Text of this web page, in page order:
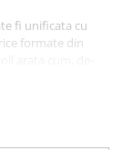
fi unificata cu
formate din
forme si
ce aceleasi
simpla
prin ochii